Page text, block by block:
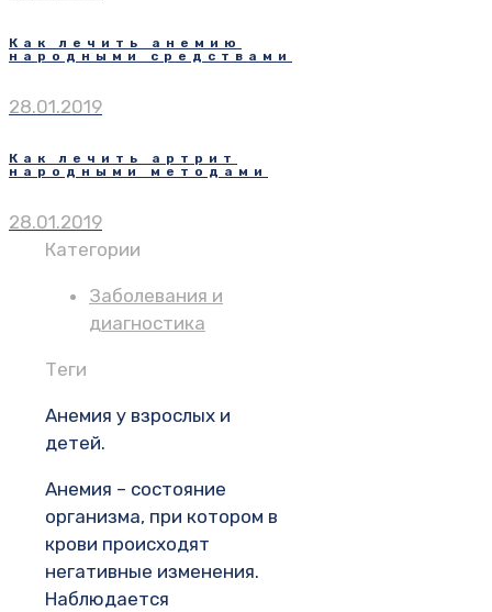
Как лечить анемию
народными средствами
28.01.2019
Как лечить артрит
народными методами
28.01.2019
Категории
Заболевания и
диагностика
Теги
Анемия у взрослых и
детей.
Анемия – состояние
организма, при котором в
крови происходят
негативные изменения.
Наблюдается